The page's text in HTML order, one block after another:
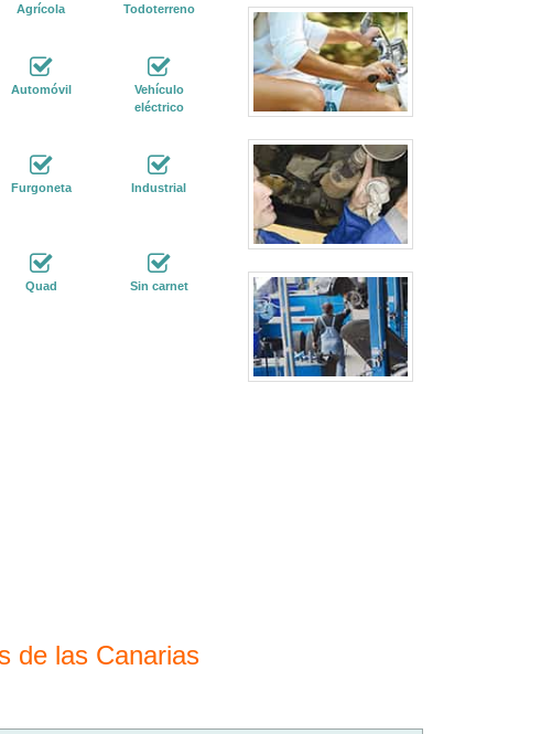
Agrícola Todoterreno
Automóvil
Vehículo
eléctrico
Furgoneta Industrial
Quad Sin carnet
de las Canarias